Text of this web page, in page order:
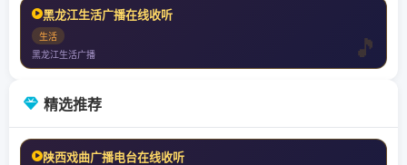
黑龙江生活广播在线收听
生活
黑龙江生活广播
精选推荐
陕西戏曲广播电台在线收听